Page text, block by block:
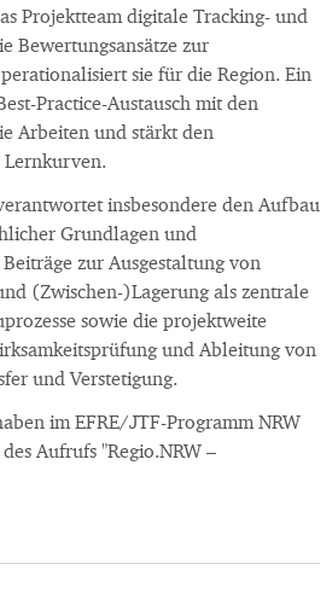
Projektteam digitale Tracking- und
Bewertungsansätze zur
sie für die Region. Ein
Practice-Austausch mit den
Arbeiten und stärkt den
Lernkurven.
insbesondere den Aufbau
Grundlagen und
zur Ausgestaltung von
(Zwischen-)Lagerung als zentrale
sowie die projektweite
und Ableitung von
und Verstetigung.
im EFRE/JTF-Programm NRW
Aufrufs "Regio.NRW –